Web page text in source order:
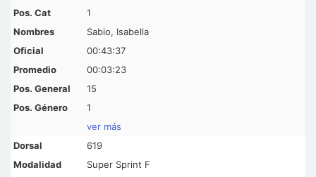
1
Sabio, Isabella
00:43:37
00:03:23
15
1
ver más
619
Super Sprint F